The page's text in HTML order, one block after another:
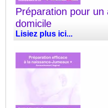
Préparation pour un
domicile
Lisiez plus ici...